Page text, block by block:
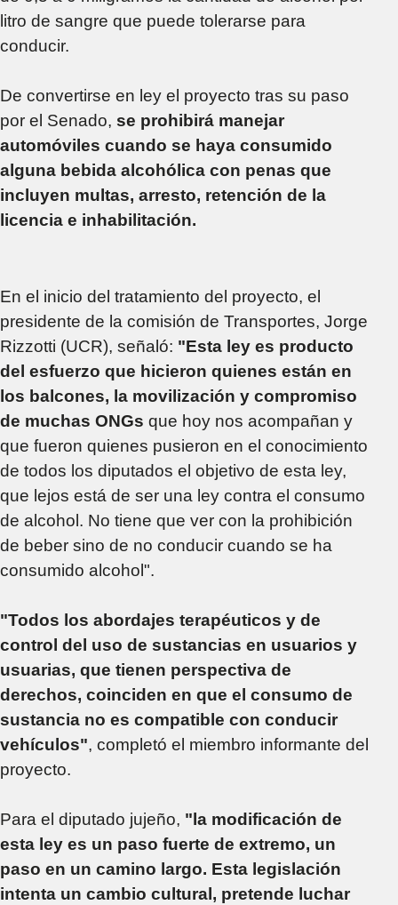
litro de sangre que puede tolerarse para
conducir.
De convertirse en ley el proyecto tras su paso
por el Senado, se prohibirá manejar
automóviles cuando se haya consumido
alguna bebida alcohólica con penas que
incluyen multas, arresto, retención de la
licencia e inhabilitación.
En el inicio del tratamiento del proyecto, el
presidente de la comisión de Transportes, Jorge
Rizzotti (UCR), señaló: "Esta ley es producto
del esfuerzo que hicieron quienes están en
los balcones, la movilización y compromiso
de muchas ONGs que hoy nos acompañan y
que fueron quienes pusieron en el conocimiento
de todos los diputados el objetivo de esta ley,
que lejos está de ser una ley contra el consumo
de alcohol. No tiene que ver con la prohibición
de beber sino de no conducir cuando se ha
consumido alcohol".
"Todos los abordajes terapéuticos y de
control del uso de sustancias en usuarios y
usuarias, que tienen perspectiva de
derechos, coinciden en que el consumo de
sustancia no es compatible con conducir
vehículos", completó el miembro informante del
proyecto.
Para el diputado jujeño, "la modificación de
esta ley es un paso fuerte de extremo, un
paso en un camino largo. Esta legislación
intenta un cambio cultural, pretende luchar